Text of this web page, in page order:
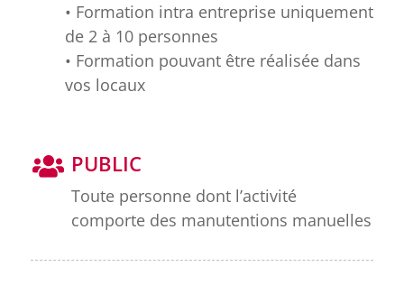
• Formation intra entreprise uniquement
de 2 à 10 personnes
• Formation pouvant être réalisée dans
vos locaux
PUBLIC
Toute personne dont l’activité
comporte des manutentions manuelles